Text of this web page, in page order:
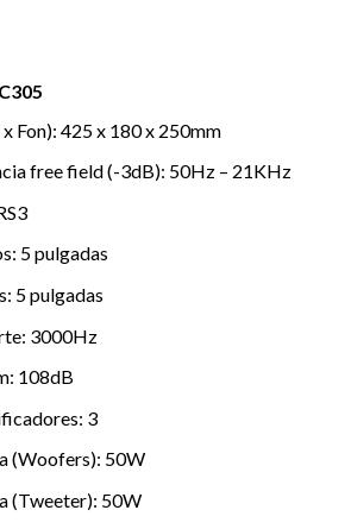
Fon): 425 x 180 x 250mm
free field (-3dB): 50Hz – 21KHz
5 pulgadas
5 pulgadas
3000Hz
108dB
3
(Woofers): 50W
(Tweeter): 50W